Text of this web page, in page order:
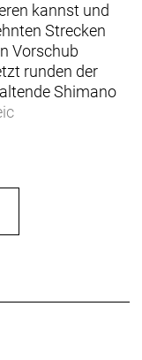
kannst und
Strecken
Vorschub
runden der
Shimano
du möchtest von
Untergründe
möchtest du